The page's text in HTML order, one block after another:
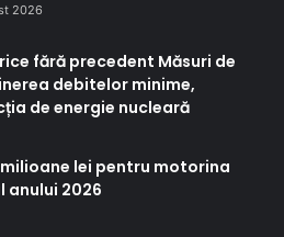
2026
fără precedent Măsuri de
debitelor minime,
de energie nucleară
lei pentru motorina
anului 2026